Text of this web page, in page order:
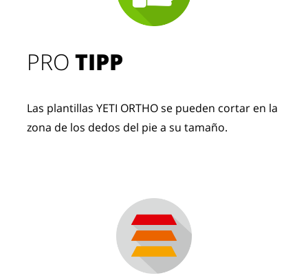
PROTIPP
Las plantillas YETI ORTHO se pueden cortar en la
zona de los dedos del pie a su tamaño.